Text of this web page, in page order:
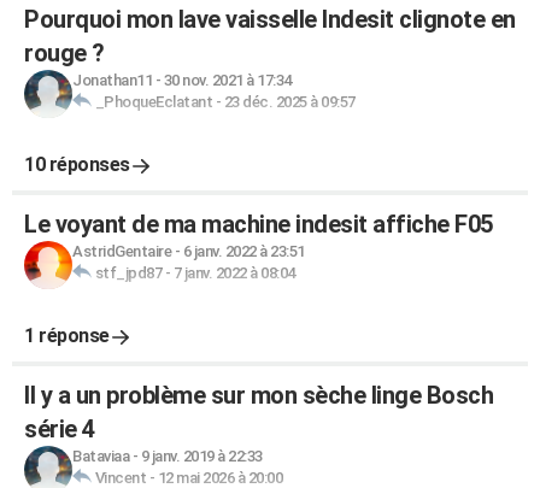
Pourquoi mon lave vaisselle Indesit clignote en
rouge ?
Jonathan11 - 30 nov. 2021 à 17:34
_PhoqueEclatant - 23 déc. 2025 à 09:57
10 réponses
Le voyant de ma machine indesit affiche F05
AstridGentaire- 6 janv. 2022 à 23:51
stf_jpd87- 7 janv. 2022 à 08:04
1 réponse
Il y a un problème sur mon sèche linge Bosch
série 4
Bataviaa- 9 janv. 2019 à 22:33
Vincent - 12 mai 2026 à 20:00